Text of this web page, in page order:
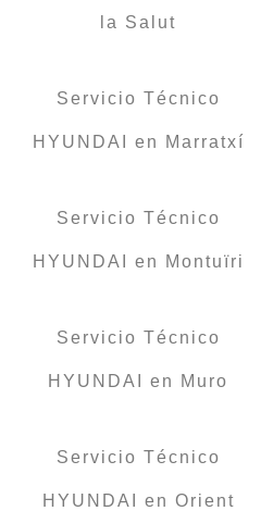
la Salut
Servicio Técnico
HYUNDAI en Marratxí
Servicio Técnico
HYUNDAI en Montuïri
Servicio Técnico
HYUNDAI en Muro
Servicio Técnico
HYUNDAI en Orient